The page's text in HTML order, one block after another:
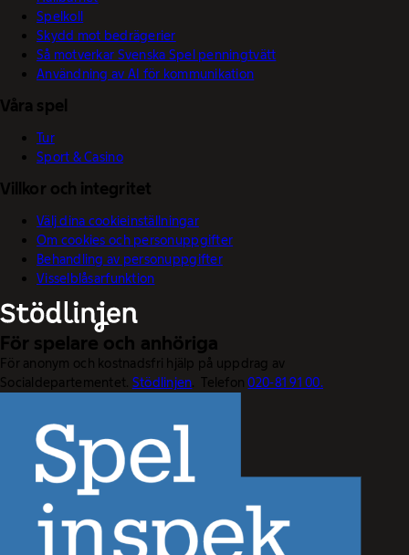
Spelkoll
Skydd mot bedrägerier
Så motverkar Svenska Spel penningtvätt
Användning av AI för kommunikation
Våra spel
Tur
Sport & Casino
Villkor och integritet
Välj dina cookieinställningar
Om cookies och personuppgifter
Behandling av personuppgifter
Visselblåsarfunktion
För spelare och anhöriga
För anonym och kostnadsfri hjälp på uppdrag av
Socialdepartementet. Stödlinjen. Telefon020-81 91 00.